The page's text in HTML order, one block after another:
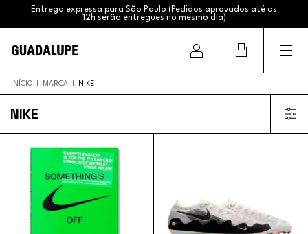
Entrega expressa para São Paulo (Pedidos aprovados até as
12h serão entregues no mesmo dia)
INÍCIO MARCA NIKE
NIKE